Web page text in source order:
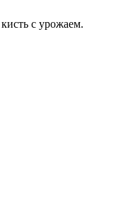
с урожаем.